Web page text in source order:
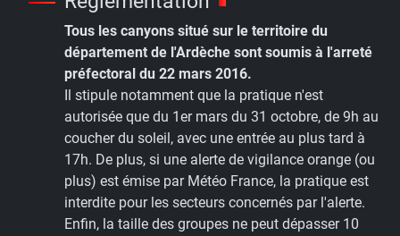
Tous les canyons situé sur le territoire du
département de l'Ardèche sont soumis à l'arreté
préfectoral du 22 mars 2016.
Il stipule notamment que la pratique n'est
autorisée que du 1er mars du 31 octobre, de 9h au
coucher du soleil, avec une entrée au plus tard à
17h. De plus, si une alerte de vigilance orange (ou
plus) est émise par Météo France, la pratique est
interdite pour les secteurs concernés par l'alerte.
Enfin, la taille des groupes ne peut dépasser 10